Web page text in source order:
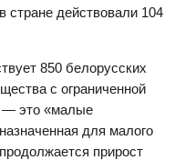
стране действовали 104
850 белорусских
с ограниченной
— это «малые
для малого
прирост